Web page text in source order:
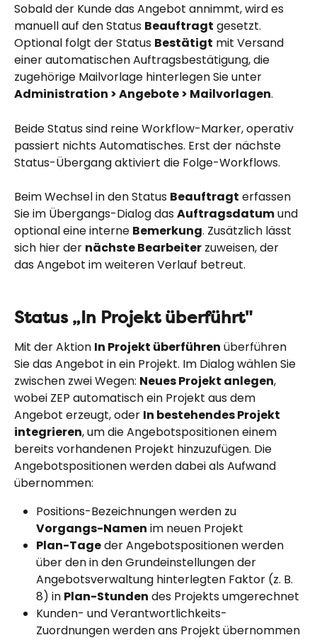
Sobald der Kunde das Angebot annimmt, wird es
manuell auf den Status Beauftragt gesetzt.
Optional folgt der Status Bestätigt mit Versand
einer automatischen Auftragsbestätigung, die
zugehörige Mailvorlage hinterlegen Sie unter
Administration > Angebote > Mailvorlagen.
Beide Status sind reine Workflow-Marker, operativ
passiert nichts Automatisches. Erst der nächste
Status-Übergang aktiviert die Folge-Workflows.
Beim Wechsel in den Status Beauftragt erfassen
Sie im Übergangs-Dialog das Auftragsdatum und
optional eine interne Bemerkung. Zusätzlich lässt
sich hier der nächste Bearbeiter zuweisen, der
das Angebot im weiteren Verlauf betreut.
Status „In Projekt überführt"
Mit der Aktion In Projekt überführen überführen
Sie das Angebot in ein Projekt. Im Dialog wählen Sie
zwischen zwei Wegen: Neues Projekt anlegen,
wobei ZEP automatisch ein Projekt aus dem
Angebot erzeugt, oder In bestehendes Projekt
integrieren, um die Angebotspositionen einem
bereits vorhandenen Projekt hinzuzufügen. Die
Angebotspositionen werden dabei als Aufwand
übernommen:
Positions-Bezeichnungen werden zu
Vorgangs-Namen im neuen Projekt
Plan-Tage der Angebotspositionen werden
über den in den Grundeinstellungen der
Angebotsverwaltung hinterlegten Faktor (z. B.
8) in Plan-Stunden des Projekts umgerechnet
Kunden- und Verantwortlichkeits-
Zuordnungen werden ans Projekt übernommen